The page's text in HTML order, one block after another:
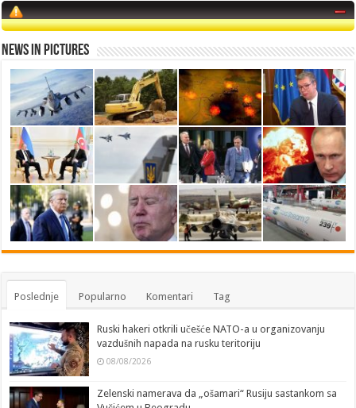
News in Pictures
Poslednje Popularno Komentari Tag
Ruski hakeri otkrili učešće NATO-a u organizovanju
vazdušnih napada na rusku teritoriju
08/08/2026
Zelenski namerava da „ošamari“ Rusiju sastankom sa